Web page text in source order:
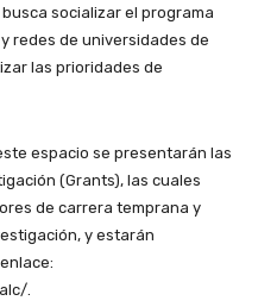
socializar el programa
redes de universidades de
las prioridades de
espacio se presentarán las
(Grants), las cuales
de carrera temprana y
y estarán
.